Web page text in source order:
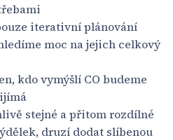
iterativní plánování
moc na jejich celkový
kdo vymýšlí CO budeme
stejné a přitom rozdílné
druzí dodat slíbenou